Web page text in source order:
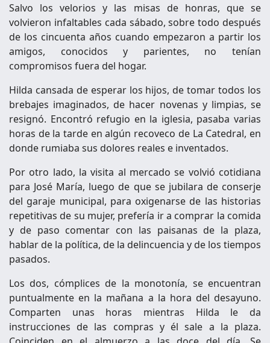
Salvo los velorios y las misas de honras, que se
volvieron infaltables cada sábado, sobre todo después
de los cincuenta años cuando empezaron a partir los
amigos, conocidos y parientes, no tenían
compromisos fuera del hogar.
Hilda cansada de esperar los hijos, de tomar todos los
brebajes imaginados, de hacer novenas y limpias, se
resignó. Encontró refugio en la iglesia, pasaba varias
horas de la tarde en algún recoveco de La Catedral, en
donde rumiaba sus dolores reales e inventados.
Por otro lado, la visita al mercado se volvió cotidiana
para José María, luego de que se jubilara de conserje
del garaje municipal, para oxigenarse de las historias
repetitivas de su mujer, prefería ir a comprar la comida
y de paso comentar con las paisanas de la plaza,
hablar de la política, de la delincuencia y de los tiempos
pasados.
Los dos, cómplices de la monotonía, se encuentran
puntualmente en la mañana a la hora del desayuno.
Comparten unas horas mientras Hilda le da
instrucciones de las compras y él sale a la plaza.